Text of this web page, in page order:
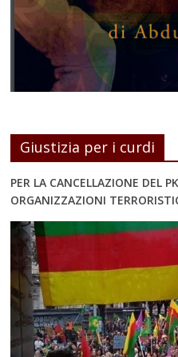
Giustizia per i curdi
PER LA CANCELLAZIONE DEL
ORGANIZZAZIONI